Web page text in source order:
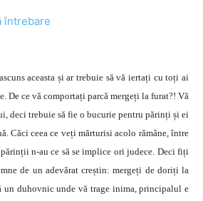
întrebare
aceasta și ar trebuie să vă iertați cu toți ai
De ce vă comportați parcă mergeți la furat?! Vă
deci trebuie să fie o bucurie pentru părinți și ei
Căci ceea ce veți mărturisi acolo rămâne, între
n-au ce să se implice ori judece. Deci fiți
de un adevărat creștin: mergeți de doriți la
un duhovnic unde vă trage inima, principalul e